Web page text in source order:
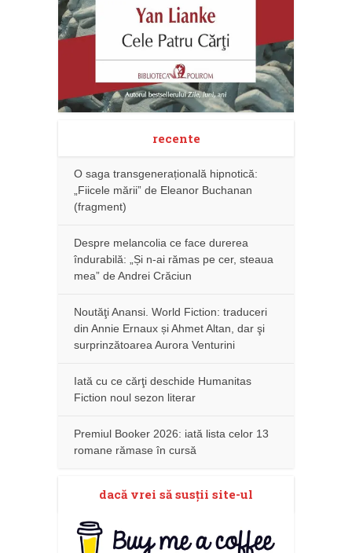
recente
O saga transgenerațională hipnotică:
„Fiicele mării” de Eleanor Buchanan
(fragment)
Despre melancolia ce face durerea
îndurabilă: „Și n-ai rămas pe cer, steaua
mea” de Andrei Crăciun
Noutăţi Anansi. World Fiction: traduceri
din Annie Ernaux și Ahmet Altan, dar şi
surprinzătoarea Aurora Venturini
Iată cu ce cărţi deschide Humanitas
Fiction noul sezon literar
Premiul Booker 2026: iată lista celor 13
romane rămase în cursă
dacă vrei să susţii site-ul